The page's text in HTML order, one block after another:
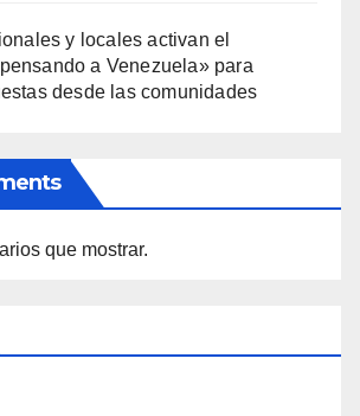
y locales activan el
a Venezuela» para
desde las comunidades
que mostrar.